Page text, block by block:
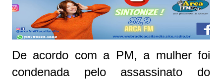
De acordo com a PM, a mulher foi
condenada pelo assassinato do